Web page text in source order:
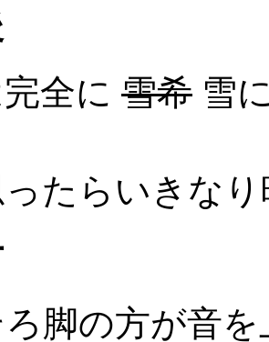
全に 雪希 雪
たらいきな
脚の方が音